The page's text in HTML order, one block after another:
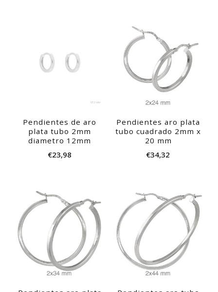
Pendientes de aro
plata tubo 2mm
diametro 12mm
€23,98
Pendientes aro plata
tubo cuadrado 2mm x
20 mm
€34,32